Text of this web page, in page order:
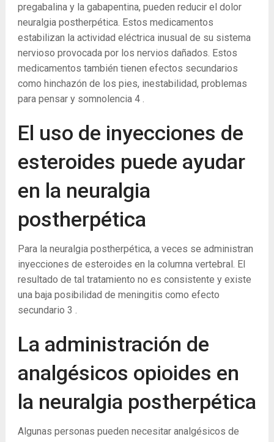
pregabalina y la gabapentina, pueden reducir el dolor
neuralgia postherpética. Estos medicamentos
estabilizan la actividad eléctrica inusual de su sistema
nervioso provocada por los nervios dañados. Estos
medicamentos también tienen efectos secundarios
como hinchazón de los pies, inestabilidad, problemas
para pensar y somnolencia 4.
El uso de inyecciones de
esteroides puede ayudar
en la neuralgia
postherpética
Para la neuralgia postherpética, a veces se administran
inyecciones de esteroides en la columna vertebral. El
resultado de tal tratamiento no es consistente y existe
una baja posibilidad de meningitis como efecto
secundario 3 .
La administración de
analgésicos opioides en
la neuralgia postherpética
Algunas personas pueden necesitar analgésicos de